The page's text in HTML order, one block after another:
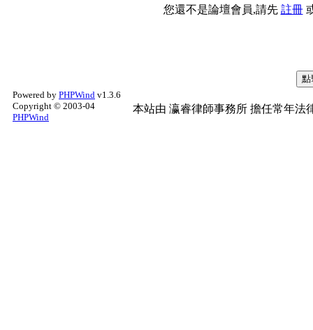
您還不是論壇會員,請先 註冊
Powered by PHPWind v1.3.6
Copyright © 2003-04
PHPWind
本站由 瀛睿律師事務所 擔任常年法